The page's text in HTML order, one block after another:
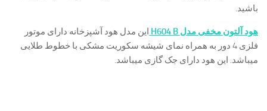
باشید.
هود آلتون مخفی مدل H604 B
این مدل هود آشپزخانه دارای موتور
فلزی 4 دور به همراه نمای شیشه سکوریت مشکی با خطوط طلایی
میباشد. این هود دارای جک گازی میباشد.